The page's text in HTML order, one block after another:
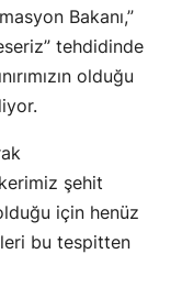
Bakanı,”
tehdidinde
olduğu
şehit
için henüz
bu tespitten